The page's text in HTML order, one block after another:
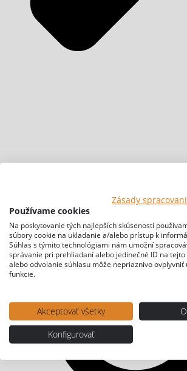
Zásady
Používame cookies
Na poskytovanie tých najlepších skúseností
súbory cookie na ukladanie a/alebo prístup k
Súhlas s týmito technológiami nám umožní
správanie pri prehliadaní alebo jedinečné ID na
alebo odvolanie súhlasu môže nepriaznivo ovplyvniť
funkcie.
Akceptovať všetky
Konfigurovať